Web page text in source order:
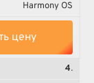
Harmony OS
цену
4.